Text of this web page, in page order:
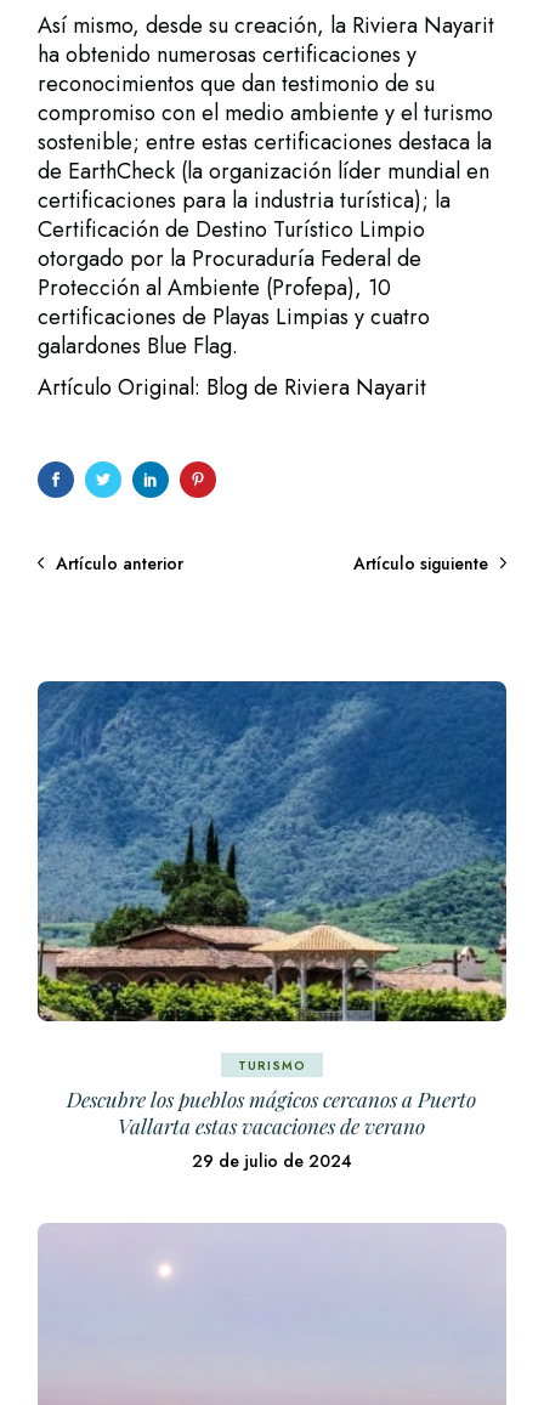
Así mismo, desde su creación, la Riviera Nayarit
ha obtenido numerosas certificaciones y
reconocimientos que dan testimonio de su
compromiso con el medio ambiente y el turismo
sostenible; entre estas certificaciones destaca la
de EarthCheck (la organización líder mundial en
certificaciones para la industria turística); la
Certificación de Destino Turístico Limpio
otorgado por la Procuraduría Federal de
Protección al Ambiente (Profepa), 10
certificaciones de Playas Limpias y cuatro
galardones Blue Flag.
Artículo Original: Blog de Riviera Nayarit
Artículo anterior Artículo siguiente
TURISMO
Descubre los pueblos mágicos cercanos a Puerto
Vallarta estas vacaciones de verano
29 de julio de 2024